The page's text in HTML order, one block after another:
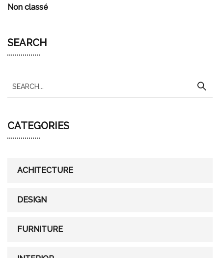
Non classé
SEARCH
e
r
c
CATEGORIES
ACHITECTURE
DESIGN
FURNITURE